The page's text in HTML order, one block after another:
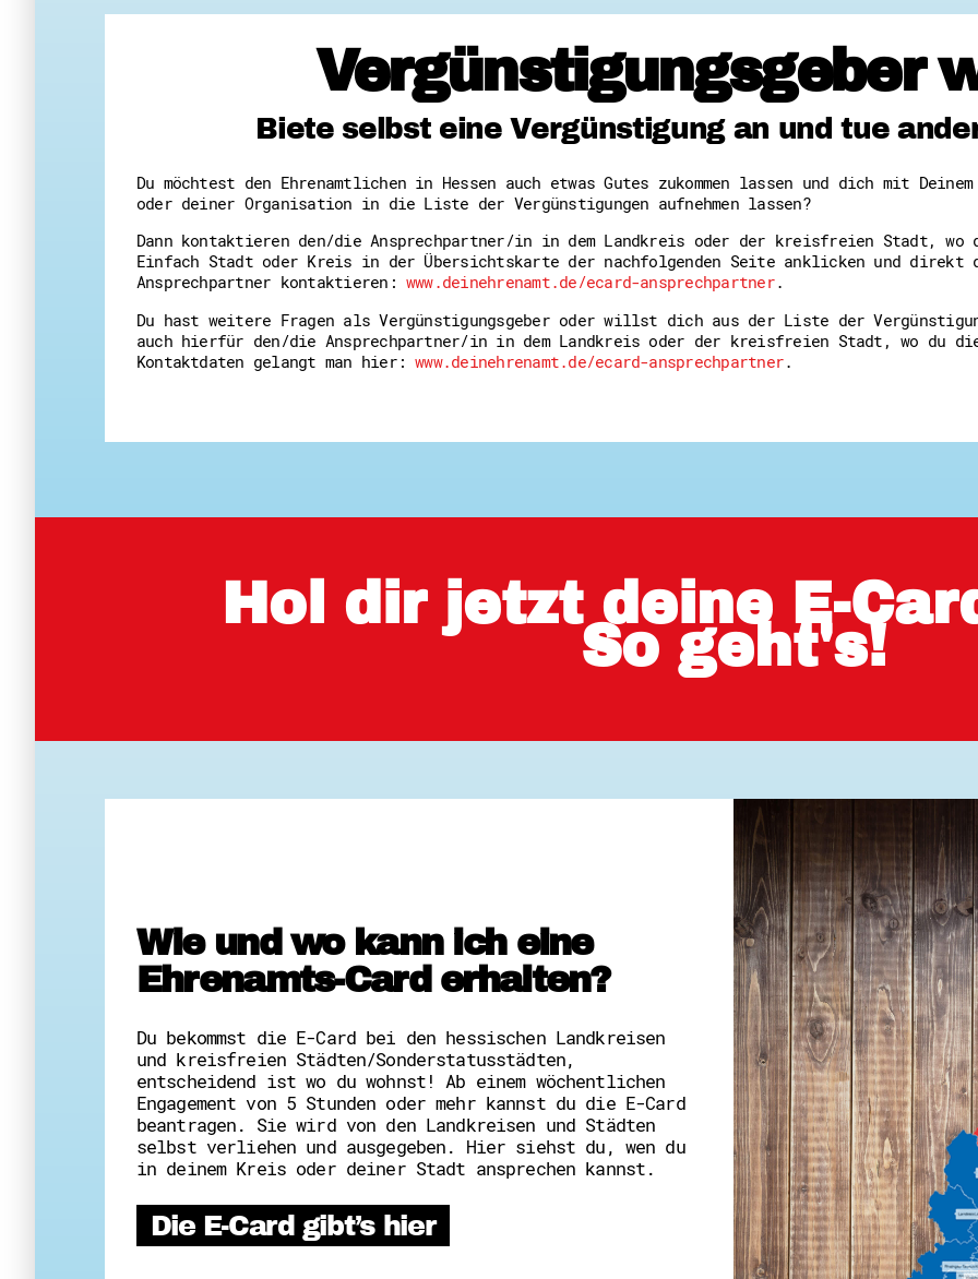
Vergünstigungsgeber
Biete selbst eine Vergünstigung an und tue
Du möchtest den Ehrenamtlichen in Hessen auch etwas Gutes zukommen lassen und dich mit
oder deiner Organisation in die Liste der Vergünstigungen aufnehmen lassen?
Dann kontaktieren den/die Ansprechpartner/in in dem Landkreis oder der kreisfreien Stadt, wo
Einfach Stadt oder Kreis in der Übersichtskarte der nachfolgenden Seite anklicken und direkt
Ansprechpartner kontaktieren: www.deinehrenamt.de/ecard-ansprechpartner.
Du hast weitere Fragen als Vergünstigungsgeber oder willst dich aus der Liste der
auch hierfür den/die Ansprechpartner/in in dem Landkreis oder der kreisfreien Stadt, wo du
Kontaktdaten gelangt man hier:www.deinehrenamt.de/ecard-ansprechpartner.
Hol dir jetzt deine E-
So geht's!
Wie und wo kann ich eine
Ehrenamts-Card erhalten?
Du bekommst die E-Card bei den hessischen Landkreisen
und kreisfreien Städten/Sonderstatusstädten,
entscheidend ist wo du wohnst! Ab einem wöchentlichen
Engagement von 5 Stunden oder mehr kannst du die E-Card
beantragen. Sie wird von den Landkreisen und Städten
selbst verliehen und ausgegeben. Hier siehst du, wen du
in deinem Kreis oder deiner Stadt ansprechen kannst.
Die E-Card gibt’s hier